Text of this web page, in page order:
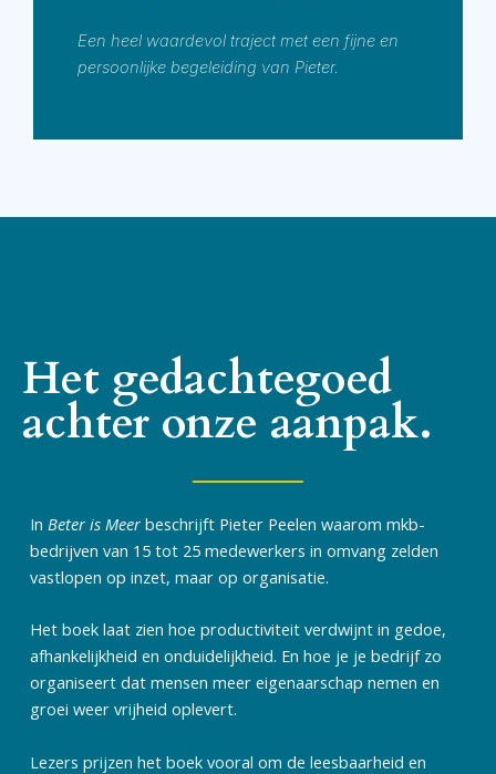
Een heel waardevol traject met een fijne en
persoonlijke begeleiding van Pieter.
Het gedachtegoed
achter onze aanpak.
In Beter is Meer beschrijft Pieter Peelen waarom mkb-
bedrijven van 15 tot 25 medewerkers in omvang zelden
vastlopen op inzet, maar op organisatie.
Het boek laat zien hoe productiviteit verdwijnt in gedoe,
afhankelijkheid en onduidelijkheid. En hoe je je bedrijf zo
organiseert dat mensen meer eigenaarschap nemen en
groei weer vrijheid oplevert.
Lezers prijzen het boek vooral om de leesbaarheid en